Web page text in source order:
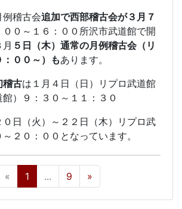
例稽古会追加で西部稽古会が３月７
００～１６：００所沢市武道館で開
５日（木）通常の月例稽古会（リ
００～）もあります。
稽古は１月４日（日）リプロ武道館
館）９：３０～１１：３０
０日（火）～２２日（木）リプロ武
２０：００となっています。
« 1 ... 9 »